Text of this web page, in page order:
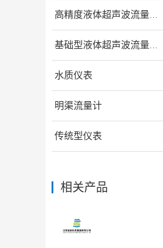
高精度液体超声波流量计/能量计
基础型液体超声波流量计/能量计
水质仪表
明渠流量计
传统型仪表
相关产品